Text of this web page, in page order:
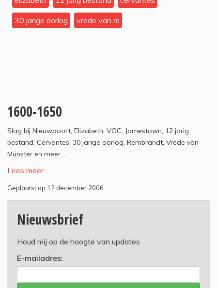
30 jarige oorlog vrede van m
1600-1650
Slag bij Nieuwpoort, Elizabeth, VOC, Jamestown, 12 jarig
bestand, Cervantes, 30 jarige oorlog, Rembrandt, Vrede van
Münster en meer....
Lees meer
Geplaatst op 12 december 2006
Nieuwsbrief
Houd mij op de hoogte van updates
E-mailadres: